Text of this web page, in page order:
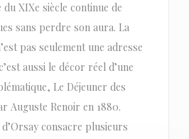
du XIXe siècle continue de
sans perdre son aura. La
pas seulement une adresse
aussi le décor réel d’une
Le Déjeuner des
Auguste Renoir en 1880.
consacre plusieurs